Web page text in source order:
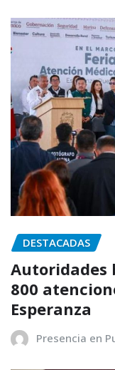
DESTACADAS
Autoridades
800
Esperanza
Presencia en